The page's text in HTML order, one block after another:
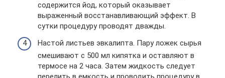
содержится йод, который оказывает
выраженный восстанавливающий эффект. В
сутки процедуру проводят дважды.
Настой листьев эвкалипта. Пару ложек сырья
смешивают с 500 мл кипятка и оставляют в
термосе на 2 часа. Затем жидкость следует